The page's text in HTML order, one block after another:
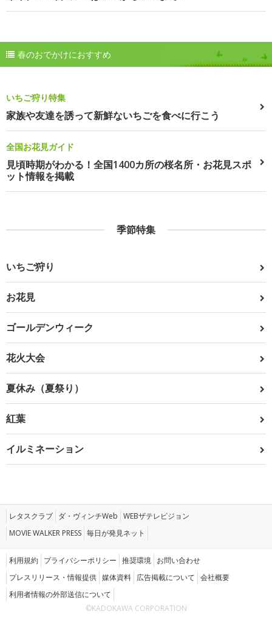
春のおでかけにおすすめ
いちご狩り特集
家族や友達を誘って新鮮ないちごを食べに行こう
全国お花見ガイド
見頃時期がわかる！全国1400カ所の桜名所・お花見スポ
ット情報を掲載
季節特集
いちご狩り
お花見
ゴールデンウィーク
花火大会
夏休み（夏祭り）
紅葉
イルミネーション
レタスクラブ ダ・ヴィンチWeb WEBザテレビジョン
MOVIE WALKER PRESS 毎日が発見ネット
利用規約 プライバシーポリシー 推奨環境 お問い合わせ
プレスリリース・情報提供 媒体資料 広告掲載について 会社概要
利用者情報の外部送信について
©KADOKAWA CORPORATION